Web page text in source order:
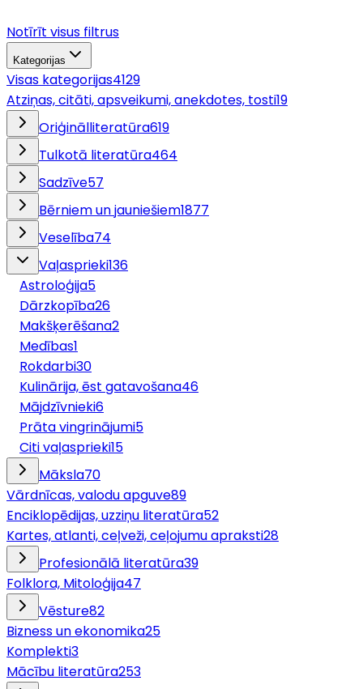
Notīrīt visus filtrus
Kategorijas
Visas kategorijas4129
Atziņas, citāti, apsveikumi, anekdotes, tosti19
Oriģinālliteratūra619
Tulkotā literatūra464
Sadzīve57
Bērniem un jauniešiem1877
Veselība74
Vaļasprieki136
Astroloģija5
Dārzkopība26
Makšķerēšana2
Medības1
Rokdarbi30
Kulinārija, ēst gatavošana46
Mājdzīvnieki6
Prāta vingrinājumi5
Citi vaļasprieki15
Māksla70
Vārdnīcas, valodu apguve89
Enciklopēdijas, uzziņu literatūra52
Kartes, atlanti, ceļveži, ceļojumu apraksti28
Profesionālā literatūra39
Folklora, Mitoloģija47
Vēsture82
Bizness un ekonomika25
Komplekti3
Mācību literatūra253